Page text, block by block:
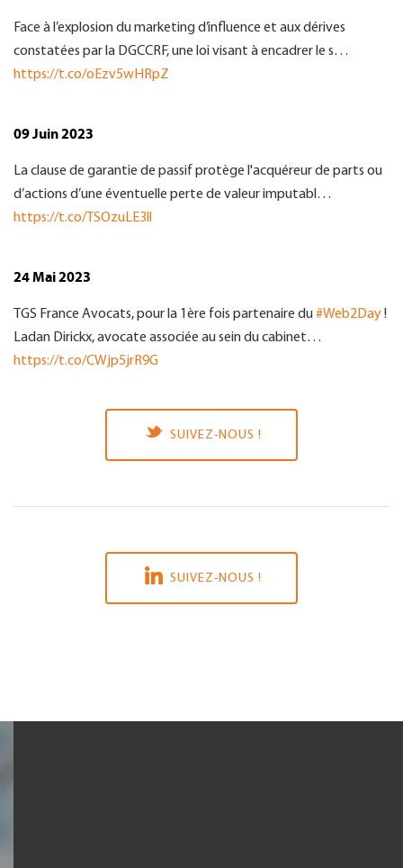
Face à l’explosion du marketing d’influence et aux dérives
constatées par la DGCCRF, une loi visant à encadrer le s…
https://t.co/oEzv5wHRpZ
09 Juin 2023
La clause de garantie de passif protège l'acquéreur de parts ou
d’actions d’une éventuelle perte de valeur imputabl…
https://t.co/TSOzuLE3ll
24 Mai 2023
TGS France Avocats, pour la 1ère fois partenaire du#Web2Day!
Ladan Dirickx, avocate associée au sein du cabinet…
https://t.co/CWjp5jrR9G
SUIVEZ-NOUS !
SUIVEZ-NOUS !